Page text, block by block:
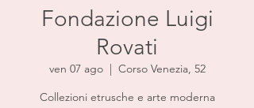
Fondazione Luigi
Rovati
ven 07 ago
  |
Corso Venezia, 52
Collezioni etrusche e arte moderna